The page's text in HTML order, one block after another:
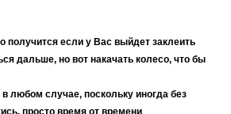
получится если у Вас выйдет заклеить
дальше, но вот накачать колесо, что бы
в любом случае, поскольку иногда без